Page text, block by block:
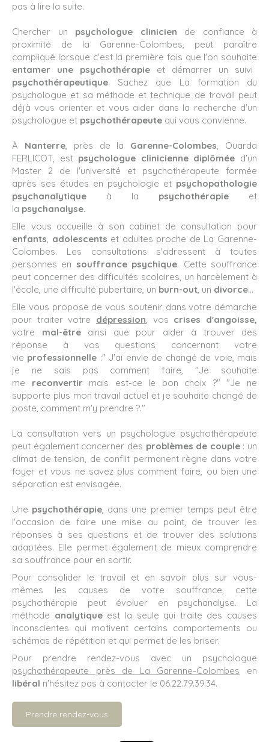
pas à lire la suite.
Chercher un psychologue clinicien de confiance à
proximité de la Garenne-Colombes, peut paraître
compliqué lorsque c'est la première fois que l'on souhaite
entamer une psychothérapie et démarrer un suivi
psychothérapeutique. Sachez que La formation du
psychologue et sa méthode et technique de travail peut
déjà vous orienter et vous aider dans la recherche d'un
psychologue et psychothérapeute qui vous convienne.
À Nanterre, près de la Garenne-Colombes, Ouarda
FERLICOT, est psychologue clinicienne diplômée d'un
Master 2 de l'université et psychothérapeute formée
après ses études en psychologie et psychopathologie
psychanalytique à la psychothérapie et
la psychanalyse.
Elle vous accueille à son cabinet de consultation pour
enfants, adolescents et adultes proche de La Garenne-
Colombes. Les consultations s'adressent à toutes
personnes en souffrance psychique. Cette souffrance
peut concerner des difficultés scolaires, un harcèlement à
l'école, une difficulté pubertaire, un burn-out, un divorce...
Elle vous propose de vous soutenir dans votre démarche
pour traiter votre dépression, vos crises d'angoisse,
votre mal-être ainsi que pour aider à trouver des
réponse à vos questions concernant votre
vie professionnelle :" J'ai envie de changé de voie, mais
je ne sais pas comment faire, "Je souhaite
me reconvertir mais est-ce le bon choix ?" "Je ne
supporte plus mon travail actuel et je souhaite changé de
poste, comment m'y prendre ?."
La consultation vers un psychologue psychothérapeute
peut également concerner des problèmes de couple: un
climat de tension, de conflit permanent règne dans votre
foyer et vous ne savez plus comment faire, ou bien une
séparation est envisagée.
Une psychothérapie, dans une premier temps peut être
l'occasion de faire une mise au point, de trouver les
réponses à ses questions et de trouver des solutions
adaptées. Elle permet également de mieux comprendre
sa souffrance pour en sortir.
Pour consolider le travail et en savoir plus sur vous-
mêmes les causes de votre souffrance, cette
psychothérapie peut évoluer en psychanalyse. La
méthode analytiqueest la seule qui traite des causes
inconscientes qui motivent certains comportements ou
schémas de répétition et qui permet de les briser.
Pour prendre rendez-vous avec un psychologue
psychothérapeute près de La Garenne-Colombes en
libéral n'hésitez pas à contacter le 06.22.79.39.34.
Prendre rendez-vous